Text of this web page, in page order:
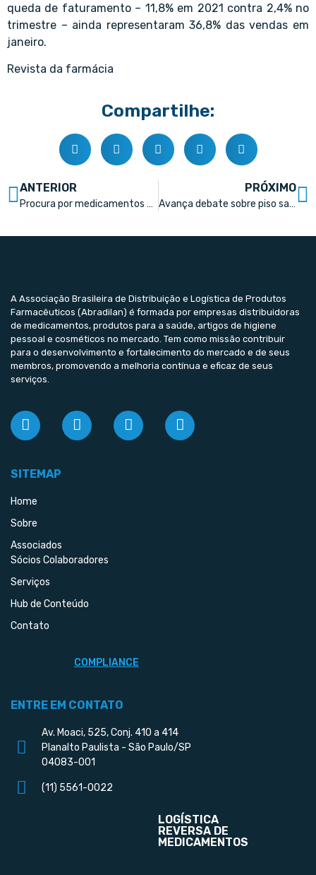
queda de faturamento – 11,8% em 2021 contra 2,4% no
trimestre – ainda representaram 36,8% das vendas em
janeiro.
Revista da farmácia
Compartilhe:
ANTERIOR
Procura por medicamentos para dor crônica explode entre brasileiros
PRÓXIMO
Avança debate sobre piso salarial nacional para farmacêuticos
A Associação Brasileira de Distribuição e Logística de Produtos
Farmacêuticos (Abradilan) é formada por empresas distribuidoras
de medicamentos, produtos para a saúde, artigos de higiene
pessoal e cosméticos no mercado. Tem como missão contribuir
para o desenvolvimento e fortalecimento do mercado e de seus
membros, promovendo a melhoria contínua e eficaz de seus
serviços.
SITEMAP
Home
Sobre
Associados
Sócios Colaboradores
Serviços
Hub de Conteúdo
Contato
COMPLIANCE
ENTRE EM CONTATO
Av. Moaci, 525, Conj. 410 a 414
Planalto Paulista - São Paulo/SP
04083-001
(11) 5561-0022
LOGÍSTICA
REVERSA DE
MEDICAMENTOS